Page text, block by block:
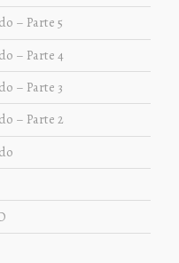
– Parte 5
– Parte 4
– Parte 3
– Parte 2